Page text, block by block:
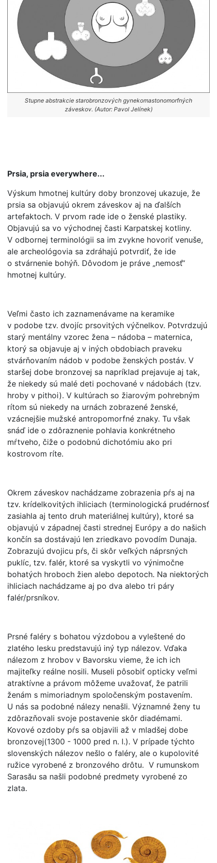
Stupne abstrakcie starobronzových gynekomastonomorfných
záveskov. (Autor: Pavol Jelínek)
Prsia, prsia everywhere...
Výskum hmotnej kultúry doby bronzovej ukazuje, že
prsia sa objavujú okrem záveskov aj na ďalších
artefaktoch. V prvom rade ide o ženské plastiky.
Objavujú sa vo východnej časti Karpatskej kotliny.
V odbornej terminológii sa im zvykne hovoriť venuše,
ale archeológovia sa zdráhajú potvrdiť, že ide
o stvárnenie bohýň. Dôvodom je práve „nemosť“
hmotnej kultúry.
Veľmi často ich zaznamenávame na keramike
v podobe tzv. dvojíc prsovitých výčnelkov. Potvrdzujú
starý mentálny vzorec žena – nádoba – maternica,
ktorý sa objavuje aj v iných obdobiach praveku
stvárňovaním nádob v podobe ženských postáv. V
staršej dobe bronzovej sa napríklad prejavuje aj tak,
že niekedy sú malé deti pochované v nádobách (tzv.
hroby v pithoi). V kultúrach so žiarovým pohrebným
rítom sú niekedy na urnách zobrazené ženské,
vzácnejšie mužské antropomorfné znaky. Tu však
snáď ide o zdôraznenie pohlavia konkrétneho
mŕtveho, čiže o podobnú dichotómiu ako pri
kostrovom ríte.
Okrem záveskov nachádzame zobrazenia pŕs aj na
tzv. krídelkovitých ihliciach (terminologická prudérnosť
zasiahla aj tento druh materiálnej kultúry), ktoré sa
objavujú v západnej časti strednej Európy a do našich
končín sa dostávajú len zriedkavo povodím Dunaja.
Zobrazujú dvojicu pŕs, či skôr veľkých náprsných
puklíc, tzv. falér, ktoré sa vyskytli vo výnimočne
bohatých hroboch žien alebo depotoch. Na niektorých
ihliciach nachádzame aj po dva alebo tri páry
falér/prsníkov.
Prsné faléry s bohatou výzdobou a vyleštené do
zlatého lesku predstavujú iný typ nálezov. Vďaka
nálezom z hrobov v Bavorsku vieme, že ich ich
majiteľky reálne nosili. Museli pôsobiť opticky veľmi
atraktívne a právom môžeme uvažovať, že patrili
ženám s mimoriadnym spoločenským postavením.
U nás sa podobné nálezy nenašli. Významné ženy tu
zdôrazňovali svoje postavenie skôr diadémami.
Kovové ozdoby pŕs sa objavili až v mladšej dobe
bronzovej(1300 - 1000 pred n. l.). V prípade týchto
slovenských nálezov nešlo o faléry, ale o kupolovité
ružice vyrobené z bronzového drôtu. V rumunskom
Sarasău sa našli podobné predmety vyrobené zo
zlata.